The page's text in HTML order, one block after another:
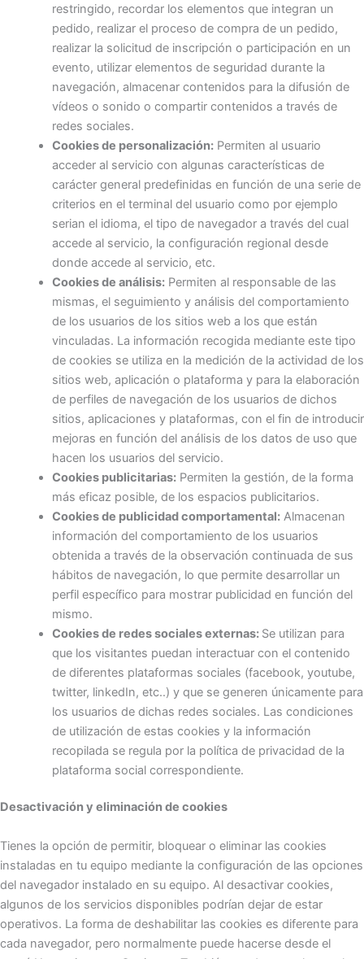
restringido, recordar los elementos que integran un
pedido, realizar el proceso de compra de un pedido,
realizar la solicitud de inscripción o participación en un
evento, utilizar elementos de seguridad durante la
navegación, almacenar contenidos para la difusión de
vídeos o sonido o compartir contenidos a través de
redes sociales.
Cookies de personalización:Permiten al usuario
acceder al servicio con algunas características de
carácter general predefinidas en función de una serie de
criterios en el terminal del usuario como por ejemplo
serian el idioma, el tipo de navegador a través del cual
accede al servicio, la configuración regional desde
donde accede al servicio, etc.
Cookies de análisis:Permiten al responsable de las
mismas, el seguimiento y análisis del comportamiento
de los usuarios de los sitios web a los que están
vinculadas. La información recogida mediante este tipo
de cookies se utiliza en la medición de la actividad de los
sitios web, aplicación o plataforma y para la elaboración
de perfiles de navegación de los usuarios de dichos
sitios, aplicaciones y plataformas, con el fin de introducir
mejoras en función del análisis de los datos de uso que
hacen los usuarios del servicio.
Cookies publicitarias:Permiten la gestión, de la forma
más eficaz posible, de los espacios publicitarios.
Cookies de publicidad comportamental:Almacenan
información del comportamiento de los usuarios
obtenida a través de la observación continuada de sus
hábitos de navegación, lo que permite desarrollar un
perfil específico para mostrar publicidad en función del
mismo.
Cookies de redes sociales externas: Se utilizan para
que los visitantes puedan interactuar con el contenido
de diferentes plataformas sociales (facebook, youtube,
twitter, linkedIn, etc..) y que se generen únicamente para
los usuarios de dichas redes sociales. Las condiciones
de utilización de estas cookies y la información
recopilada se regula por la política de privacidad de la
plataforma social correspondiente.
Desactivación y eliminación de cookies
Tienes la opción de permitir, bloquear o eliminar las cookies
instaladas en tu equipo mediante la configuración de las opciones
del navegador instalado en su equipo. Al desactivar cookies,
algunos de los servicios disponibles podrían dejar de estar
operativos. La forma de deshabilitar las cookies es diferente para
cada navegador, pero normalmente puede hacerse desde el